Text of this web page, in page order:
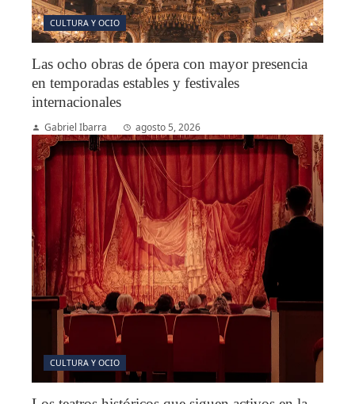
CULTURA Y OCIO
Las ocho obras de ópera con mayor presencia
en temporadas estables y festivales
internacionales
Gabriel Ibarra agosto 5, 2026
CULTURA Y OCIO